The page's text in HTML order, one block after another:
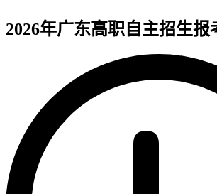
2026年广东高职自主招生报